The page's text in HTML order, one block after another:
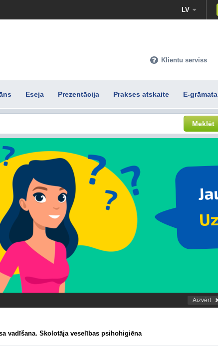
LV
Klientu serviss
Eseja Prezentācija Prakses atskaite E-grāmata
Meklēt
Aizvērt
vadīšana. Skolotāja veselības psihohigiēna